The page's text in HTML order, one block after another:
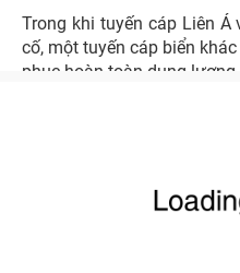
Trong khi tuyến cáp Liên
cố, một tuyến cáp biển
phục hoàn toàn dung lượng